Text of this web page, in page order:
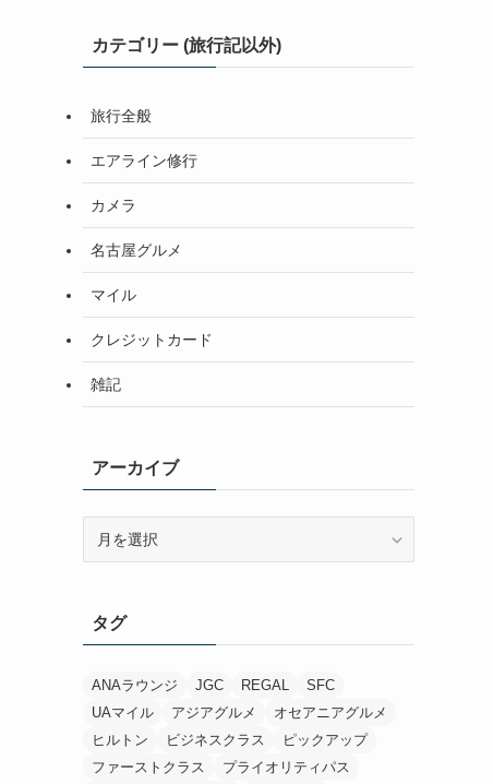
カテゴリー (旅行記以外)
旅行全般
エアライン修行
カメラ
名古屋グルメ
マイル
クレジットカード
雑記
アーカイブ
ブタグ
ANAラウンジ JGC REGAL
SFC
UAマイル
アジアグルメ
オセアニアグルメ
ヒルトン
ビジネスクラス
ピックアップ
ファーストクラス
プライオリティパス